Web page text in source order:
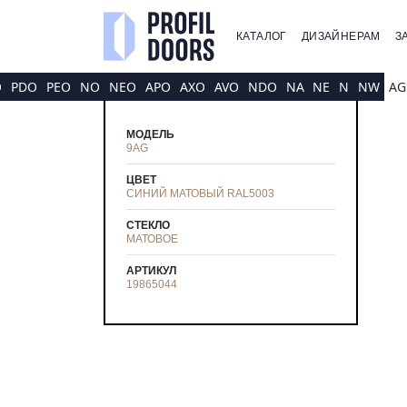
КАТАЛОГ ДИЗАЙНЕРАМ
PDO PEO NO NEO APO AXO AVO NDO NA NE N NW AG
МОДЕЛЬ
9AG
ЦВЕТ
CИНИЙ МАТОВЫЙ RAL5003
СТЕКЛО
МАТОВОЕ
АРТИКУЛ
19865044